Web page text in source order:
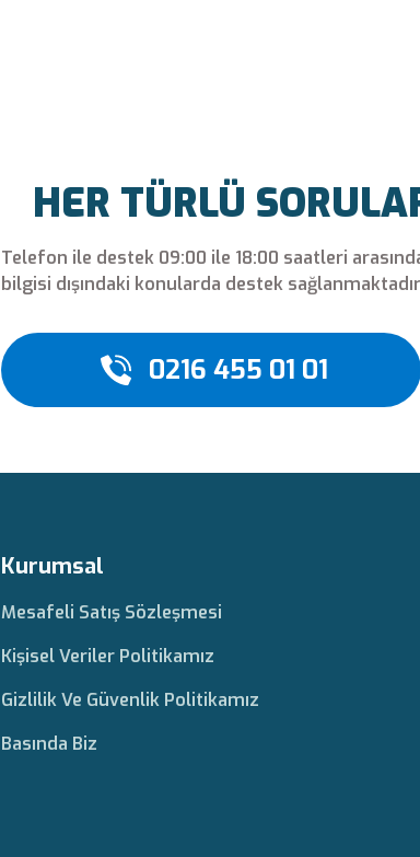
HER TÜRLÜ
Telefon ile destek 09:00 ile 18:00 saatleri
bilgisi dışındaki konularda destek
0216 455 01 01
Kurumsal
Mesafeli Satış Sözleşmesi
Kişisel Veriler Politikamız
Gizlilik Ve Güvenlik Politikamız
Basında Biz